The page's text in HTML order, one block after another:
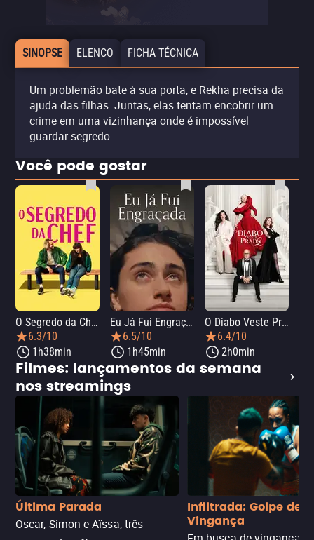
SINOPSE ELENCO FICHA TÉCNICA
Um problemão bate à sua porta, e Rekha precisa da
ajuda das filhas. Juntas, elas tentam encobrir um
crime em uma vizinhança onde é impossível
guardar segredo.
Você pode gostar
O Segredo da Chef
6.3/10
1h38min
Eu Já Fui Engraçada
6.5/10
1h45min
O Diabo Veste Prada 2
6.4/10
2h0min
Filmes: lançamentos da semana
nos streamings
Última Parada
Oscar, Simon e Aïssa, três
Infiltrada: Golpe de
Vingança